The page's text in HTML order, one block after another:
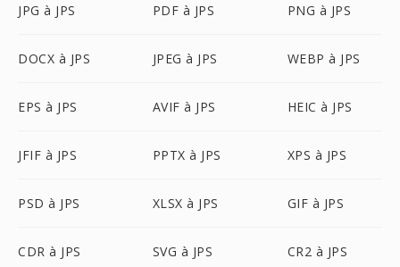
JPG à JPS PDF à JPS PNG à JPS
DOCX à JPS JPEG à JPS WEBP à JPS
EPS à JPS AVIF à JPS HEIC à JPS
JFIF à JPS PPTX à JPS XPS à JPS
PSD à JPS XLSX à JPS GIF à JPS
CDR à JPS SVG à JPS CR2 à JPS